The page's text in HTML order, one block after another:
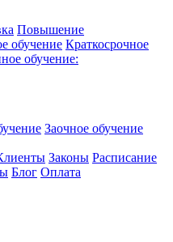
Повышение
обучение Краткосрочное
обучение:
Заочное обучение
Законы Расписание
Блог Оплата